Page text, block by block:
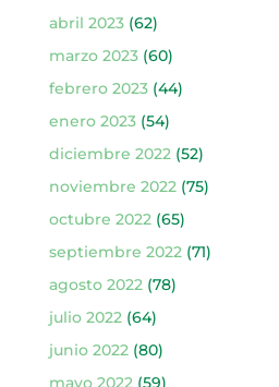
abril 2023(62)
marzo 2023(60)
febrero 2023(44)
enero 2023(54)
diciembre 2022(52)
noviembre 2022(75)
octubre 2022(65)
septiembre 2022(71)
agosto 2022(78)
julio 2022(64)
junio 2022(80)
mayo 2022(59)